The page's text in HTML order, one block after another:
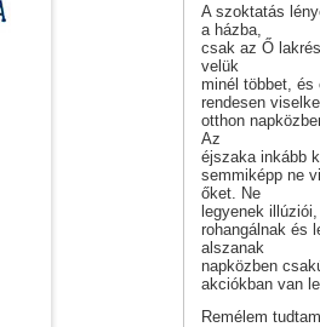
A szoktatás
a házba,
csak az Ő
velük
minél többet, és
rendesen
otthon
Az
éjszaka inkább
semmiképp ne
őket. Ne
legyenek
rohangálnak és
alszanak
napközben
akciókban van
Remélem